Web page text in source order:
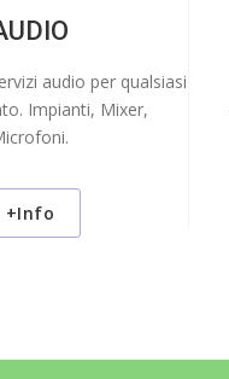
audio per qualsiasi
Impianti, Mixer,
+Info